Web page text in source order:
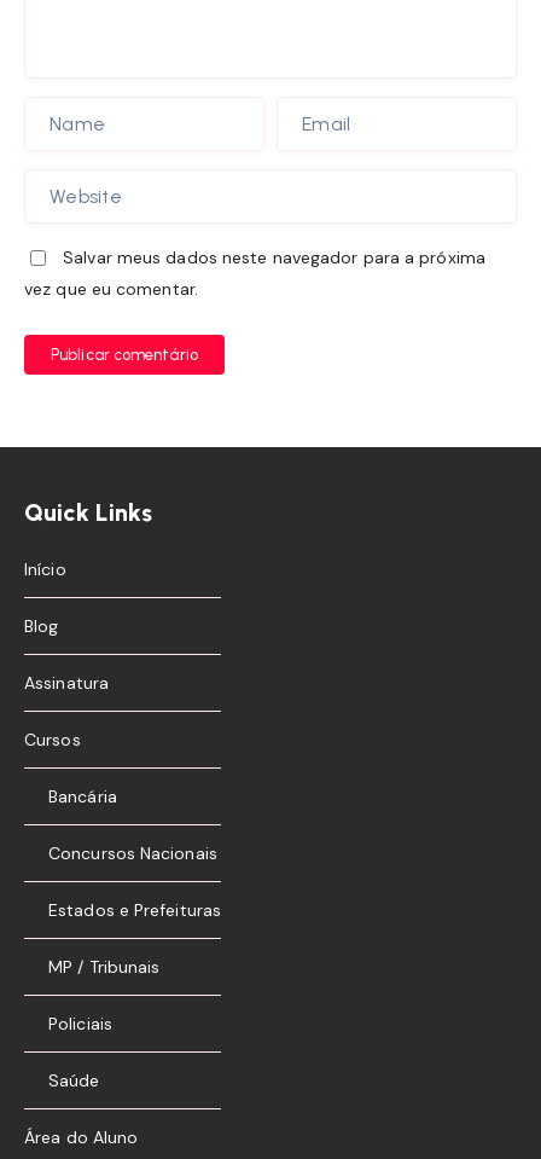
Salvar meus dados neste navegador para a próxima
vez que eu comentar.
Publicar comentário
Quick Links
Início
Blog
Assinatura
Cursos
Bancária
Concursos Nacionais
Estados e Prefeituras
MP / Tribunais
Policiais
Saúde
Área do Aluno